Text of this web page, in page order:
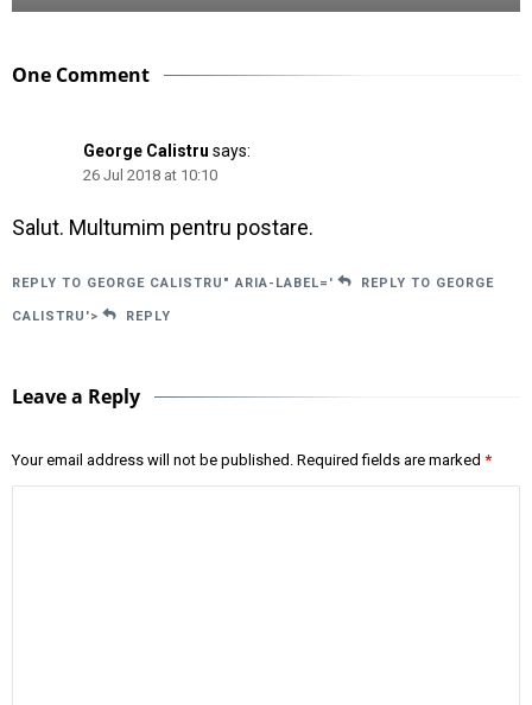
One Comment
George Calistru says:
26 Jul 2018 at 10:10
Salut. Multumim pentru postare.
REPLY TO GEORGE CALISTRU" ARIA-LABEL=' REPLY TO GEORGE
CALISTRU'> REPLY
Leave a Reply
Your email address will not be published. Required fields are marked *